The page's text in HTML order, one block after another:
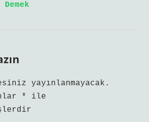
yayınlanmayacak.
*
ile